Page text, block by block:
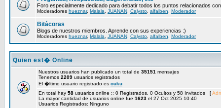
Foro especialmente dedicado para debatir todos los puntos relacionados
Moderadores hueznar, Malala JUANAN Calysto alfalben Moderador
Bitácoras
Blogs de nuestros miembros. Aprende con sus experiencias :)
Moderadores hueznar, Malala JUANAN Calysto alfalben Moderador
Quien est� Online
Nuestros usuarios han publicado un total de 35151 mensajes
Tenemos 2209 usuarios registrados
El �ltimo usuario registrado es ouku
En total hay 58 usuarios online :: 0 Registrados, 0 Ocultos y 58 Invitados [
La mayor cantidad de usuarios online fue 1623 el 27 Oct 2025 10:40
Usuarios Registrados: Ninguno